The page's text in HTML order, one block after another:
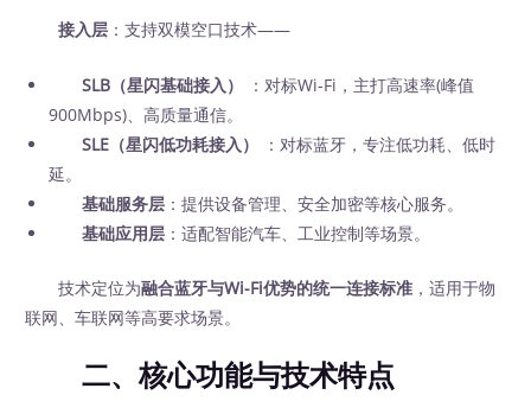
接入层 ：支持双模空口技术——
SLB（星闪基础接入）
：对标Wi-Fi，主打高速率(峰值
900Mbps)、高质量通信。
SLE（星闪低功耗接入）
：对标蓝牙，专注低功耗、低时
延。
基础服务层 ：提供设备管理、安全加密等核心服务。
基础应用层 ：适配智能汽车、工业控制等场景。
技术定位为融合蓝牙与Wi-Fi优势的统一连接标准 ，适用于物
联网、车联网等高要求场景。
二、核心功能与技术特点